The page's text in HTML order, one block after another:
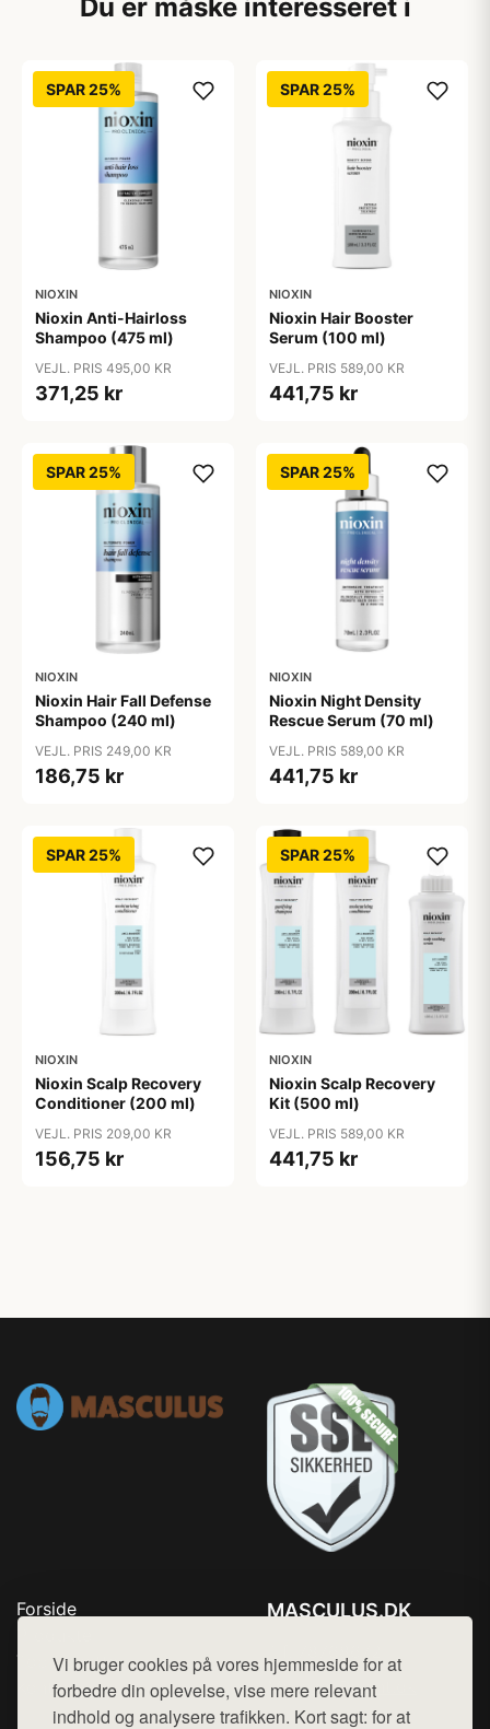
Vi bruger cookies på vores hjemmeside for at
forbedre din oplevelse, vise mere relevant
indhold og analysere trafikken. Kort sagt: for at
Du er måske interesseret i
SPAR 25%
NIOXIN
Nioxin Anti-Hairloss
Shampoo (475 ml)
VEJL. PRIS 495,00 KR
371,25 kr
SPAR 25%
NIOXIN
Nioxin Hair Booster
Serum (100 ml)
VEJL. PRIS 589,00 KR
441,75 kr
SPAR 25%
NIOXIN
Nioxin Hair Fall Defense
Shampoo (240 ml)
VEJL. PRIS 249,00 KR
186,75 kr
SPAR 25%
NIOXIN
Nioxin Night Density
Rescue Serum (70 ml)
VEJL. PRIS 589,00 KR
441,75 kr
SPAR 25%
NIOXIN
Nioxin Scalp Recovery
Conditioner (200 ml)
VEJL. PRIS 209,00 KR
156,75 kr
SPAR 25%
NIOXIN
Nioxin Scalp Recovery
Kit (500 ml)
VEJL. PRIS 589,00 KR
441,75 kr
Forside
Top Rabatter
Kontakt
MASCULUS.DK
Mail: hej@want.dk